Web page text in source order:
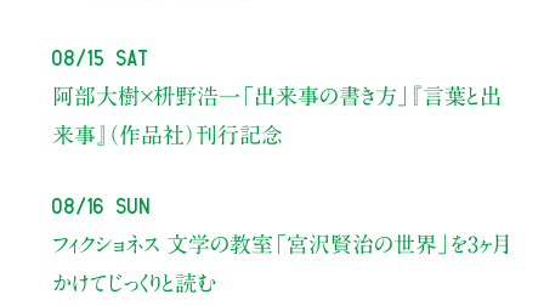
08/15 Sat
阿部大樹×枡野浩一 「出来事の書き方」
『言葉と出
来事』（作品社）刊行記念
08/16 Sun
フィクショネス 文学の教室 「宮沢賢治の世界」を3ヶ月
かけてじっくりと読む